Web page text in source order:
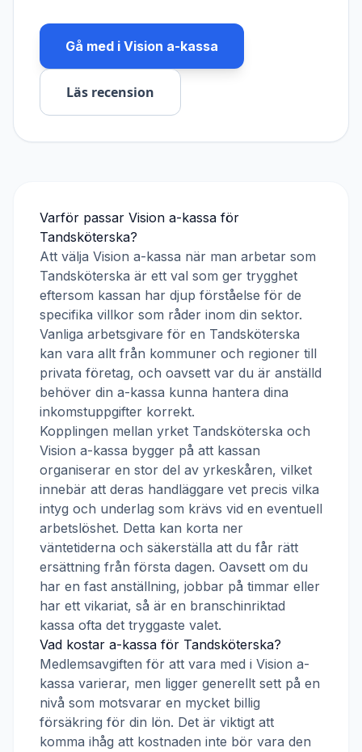
Gå med i Vision a-kassa
Läs recension
Varför passar Vision a-kassa för
Tandsköterska?
Att välja Vision a-kassa när man arbetar som
Tandsköterska är ett val som ger trygghet
eftersom kassan har djup förståelse för de
specifika villkor som råder inom din sektor.
Vanliga arbetsgivare för en Tandsköterska
kan vara allt från kommuner och regioner till
privata företag, och oavsett var du är anställd
behöver din a-kassa kunna hantera dina
inkomstuppgifter korrekt.
Kopplingen mellan yrket Tandsköterska och
Vision a-kassa bygger på att kassan
organiserar en stor del av yrkeskåren, vilket
innebär att deras handläggare vet precis vilka
intyg och underlag som krävs vid en eventuell
arbetslöshet. Detta kan korta ner
väntetiderna och säkerställa att du får rätt
ersättning från första dagen. Oavsett om du
har en fast anställning, jobbar på timmar eller
har ett vikariat, så är en branschinriktad
kassa ofta det tryggaste valet.
Vad kostar a-kassa för Tandsköterska?
Medlemsavgiften för att vara med i Vision a-
kassa varierar, men ligger generellt sett på en
nivå som motsvarar en mycket billig
försäkring för din lön. Det är viktigt att
komma ihåg att kostnaden inte bör vara den